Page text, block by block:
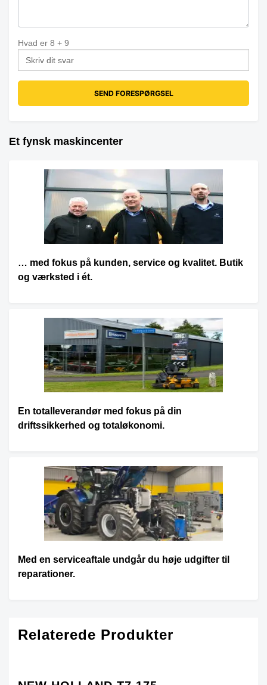
Hvad er 8 + 9
Et fynsk maskincenter
… med fokus på kunden, service og kvalitet. Butik
og værksted i ét.
En totalleverandør med fokus på din
driftssikkerhed og totaløkonomi.
Med en serviceaftale undgår du høje udgifter til
reparationer.
Relaterede Produkter